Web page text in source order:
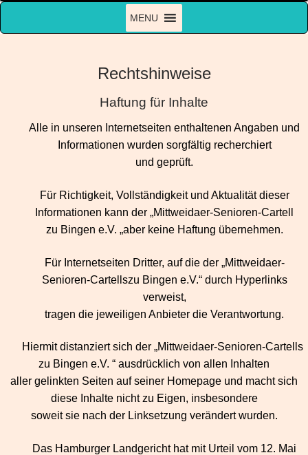
Zum
MENU
Rechtshinweise
Haftung für Inhalte
Alle in unseren Internetseiten enthaltenen Angaben und
Informationen wurden sorgfältig recherchiert
und geprüft.
Für Richtigkeit, Vollständigkeit und Aktualität dieser
Informationen kann der „Mittweidaer-Senioren-Cartell
zu Bingen e.V. „aber keine Haftung übernehmen.
Für Internetseiten Dritter, auf die der „Mittweidaer-
Senioren-Cartellszu Bingen e.V.“ durch Hyperlinks
verweist,
tragen die jeweiligen Anbieter die Verantwortung.
Hiermit distanziert sich der „Mittweidaer-Senioren-Cartells
zu Bingen e.V. “ ausdrücklich von allen Inhalten
aller gelinkten Seiten auf seiner Homepage und macht sich
diese Inhalte nicht zu Eigen, insbesondere
soweit sie nach der Linksetzung verändert wurden.
Das Hamburger Landgericht hat mit Urteil vom 12. Mai